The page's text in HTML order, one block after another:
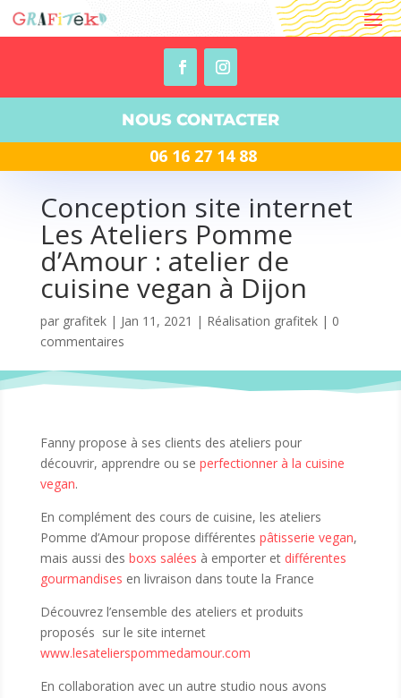
NOUS CONTACTER
06 16 27 14 88
Conception site internet
Les Ateliers Pomme
d’Amour : atelier de
cuisine vegan à Dijon
par grafitek| Jan 11, 2021 | Réalisation grafitek| 0
commentaires
Fanny propose à ses clients des ateliers pour
découvrir, apprendre ou se perfectionner à la cuisine
vegan.
En complément des cours de cuisine, les ateliers
Pomme d’Amour propose différentes pâtisserie vegan,
mais aussi des boxs salées à emporter et différentes
gourmandises en livraison dans toute la France
Découvrez l’ensemble des ateliers et produits
proposés sur le site internet
www.lesatelierspommedamour.com
En collaboration avec un autre studio nous avons